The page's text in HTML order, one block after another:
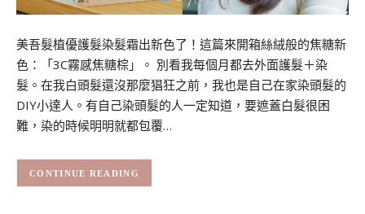
美吾髮植優護髮染髮霜出新色了！這篇來開箱絲絨般的焦糖新
色：「3C霧感焦糖棕」。 別看我每個月都去外面護髮＋染
髮。在我白頭髮還沒那麼猖狂之前，我也是自己在家染頭髮的
DIY小達人。有自己染頭髮的人一定知道，要遮蓋白髮很困
難，染的時候明明就都包覆…
CONTINUE READING